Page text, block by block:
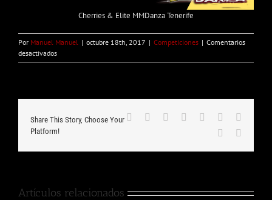
Cherries & Elite MMDanza Tenerife
Por Manuel Manuel | octubre 18th, 2017 | Competiciones | Comentarios
desactivadosen
Cherries
de
Europa
Funky
Share This Story, Choose Your
Platform!
Facebook Reddit LinkedInWhatsApp
Tumblr
Artículos relacionados